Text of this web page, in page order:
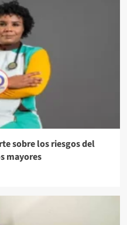
sobre los riesgos del
mayores